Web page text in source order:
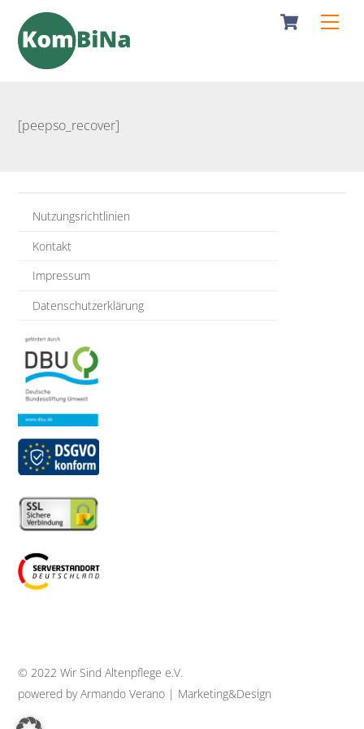
content
Cart
[peepso_recover]
Nutzungsrichtlinien
Kontakt
Impressum
Datenschutzerklärung
© 2022 Wir Sind Altenpflege e.V.
powered by Armando Verano | Marketing&Design